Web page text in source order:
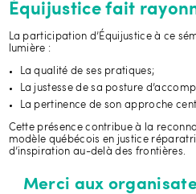
Équijustice fait
La participation d’Équijustice à ce
lumière :
La qualité de ses pratiques;
La justesse de sa posture
La pertinence de son approche
Cette présence contribue à la
modèle québécois en justice
d’inspiration au-delà des frontières.
Merci aux